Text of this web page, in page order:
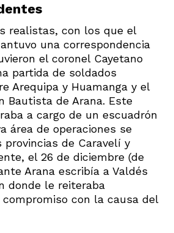
realistas, con los que el
una correspondencia
el coronel Cayetano
partida de soldados
Arequipa y Huamanga y el
Bautista de Arana. Este
a cargo de un escuadrón
área de operaciones se
de Caravelí y
el 26 de diciembre (de
Arana escribía a Valdés
donde le reiteraba
con la causa del